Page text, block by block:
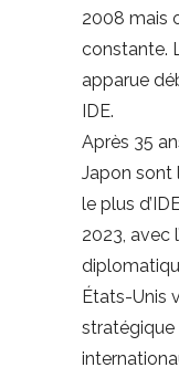
2008 mais
constante.
apparue
IDE.
Après 35
Japon sont
le plus
2023, avec
États-Unis
stratégique